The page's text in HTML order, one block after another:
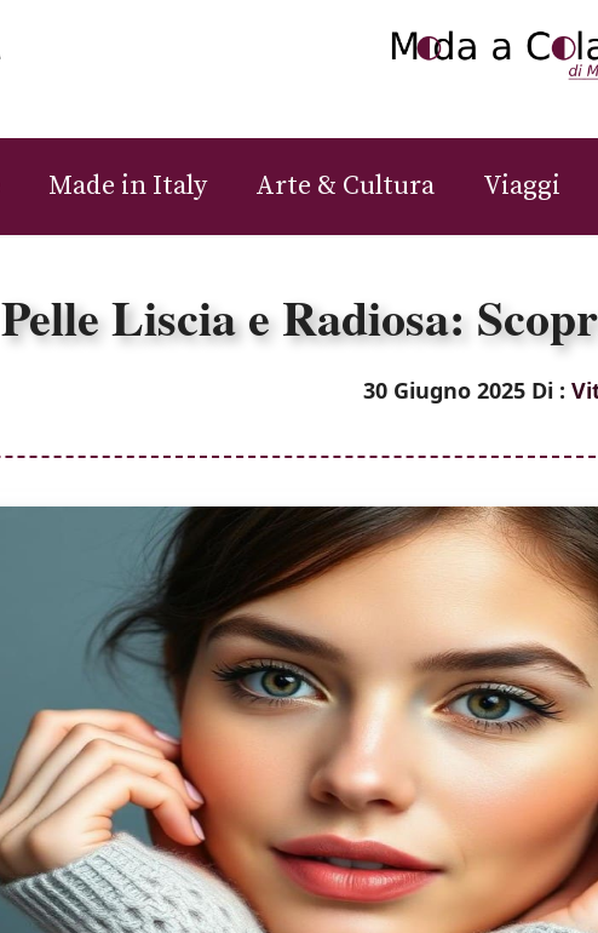
Made in Italy Arte & Cultura Viaggi
Pelle Liscia e Radiosa:
30 Giugno 2025 Di :